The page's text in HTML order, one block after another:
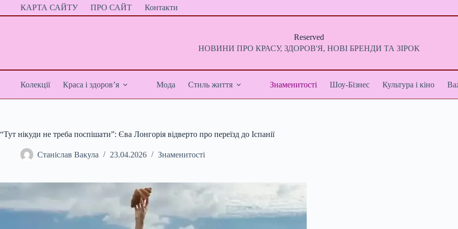
ПерейтиКАРТА САЙТУ ПРО САЙТ Контакти
Reserved
НОВИНИ ПРО КРАСУ, ЗДОРОВ'Я, НОВІ БРЕНДИ ТА ЗІРОК
Колекції Краса і здоров’я Мода Стиль життя Знаменитості Шоу-Бізнес Культура і кіно
“Тут нікуди не треба поспішати”: Єва Лонгорія відверто про переїзд до Іспанії
Станіслав Вакула 23.04.2026 Знаменитості